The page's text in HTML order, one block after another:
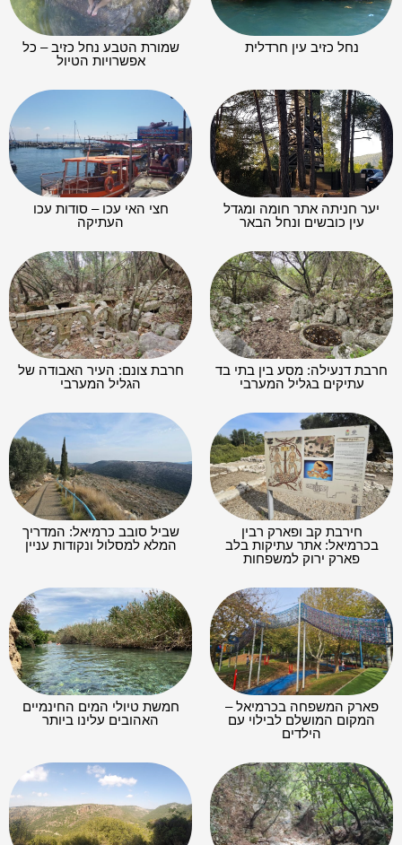
נחל כזיב עין חרדלית
שמורת הטבע נחל כזיב – כל
אפשרויות הטיול
יער חניתה אתר חומה ומגדל
עין כובשים ונחל הבאר
חצי האי עכו – סודות עכו
העתיקה
חרבת דנעילה: מסע בין בתי בד
עתיקים בגליל המערבי
חרבת צונם: העיר האבודה של
הגליל המערבי
חירבת קב ופארק רבין
בכרמיאל: אתר עתיקות בלב
פארק ירוק למשפחות
שביל סובב כרמיאל: המדריך
המלא למסלול ונקודות עניין
פארק המשפחה בכרמיאל –
המקום המושלם לבילוי עם
הילדים
חמשת טיולי המים החינמיים
האהובים עלינו ביותר